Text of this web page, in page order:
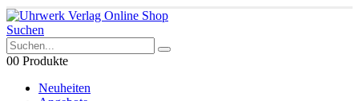
Suchen
00 Produkte
Neuheiten